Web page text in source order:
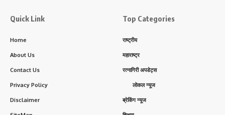
Quick Link
Home
About Us
Contact Us
Privacy Policy
Disclaimer
Top Categories
राष्ट्रीय
महाराष्ट्र
रत्नागिरी अपडेट्स
लोकल न्यूज
ब्रेकिंग न्यूज